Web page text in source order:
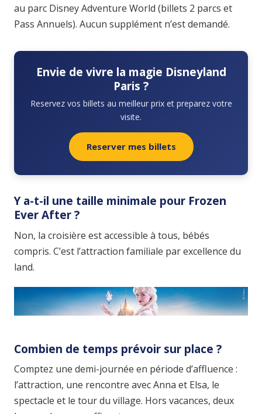
au parc Disney Adventure World (billets 2 parcs et
Pass Annuels). Aucun supplément n’est demandé.
Envie de vivre la magie Disneyland
Paris ?
Reservez vos billets au meilleur prix et preparez votre
visite.
Reserver mes billets
Y a-t-il une taille minimale pour Frozen
Ever After ?
Non, la croisière est accessible à tous, bébés
compris. C’est l’attraction familiale par excellence du
land.
Combien de temps prévoir sur place ?
Comptez une demi-journée en période d’affluence :
l’attraction, une rencontre avec Anna et Elsa, le
spectacle et le tour du village. Hors vacances, deux